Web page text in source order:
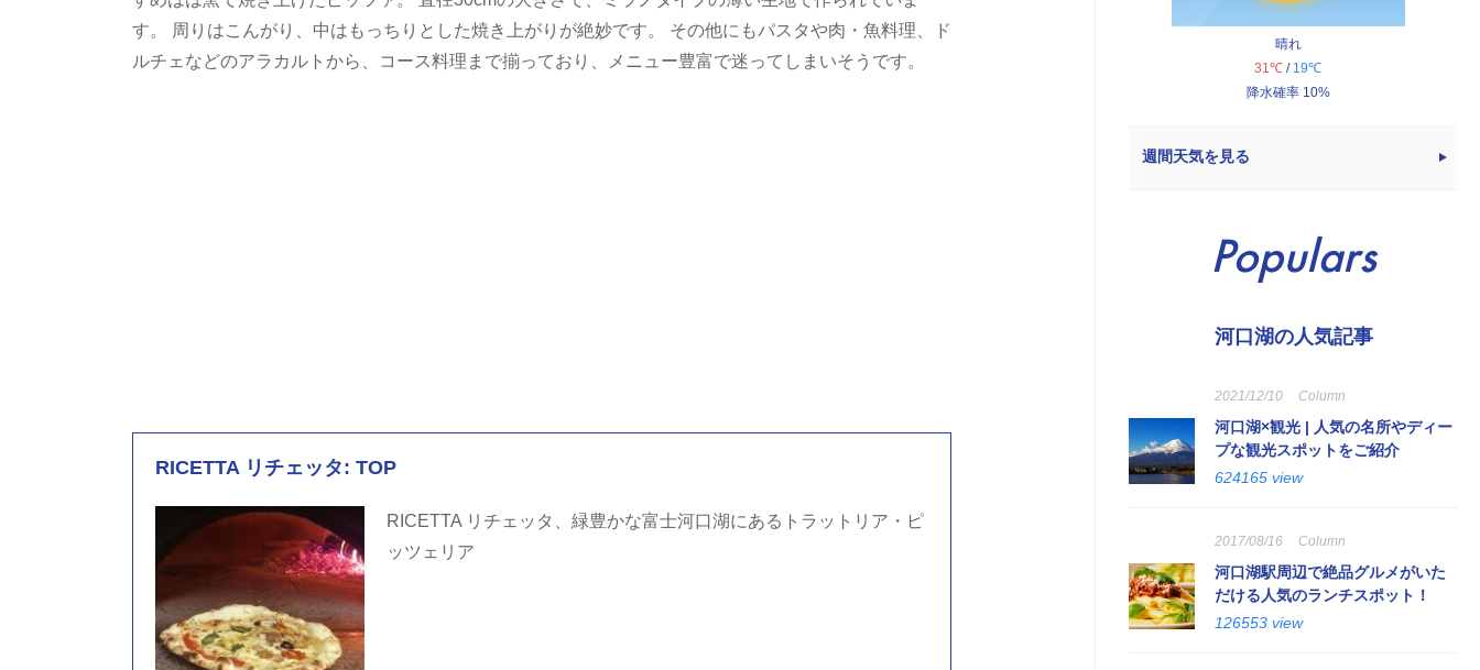
す。 周りはこんがり、中はもっちりとした焼き上がりが絶妙です。 その他にもパスタや肉・魚料理、ド
ルチェなどのアラカルトから、コース料理まで揃っており、メニュー豊富で迷ってしまいそうです。
RICETTA リチェッタ: TOP
RICETTA リチェッタ、緑豊かな富士河口湖にあるトラットリア・ピ
ッツェリア
晴れ
31℃ / 19℃
降水確率 10%
週間天気を見る
Populars
河口湖の人気記事
2021/12/10 Column
河口湖×観光 | 人気の名所やディー
プな観光スポットをご紹介
624165 view
2017/08/16 Column
河口湖駅周辺で絶品グルメがいた
だける人気のランチスポット！
126553 view